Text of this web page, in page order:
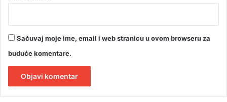
Sačuvaj moje ime, email i web stranicu u ovom browseru za
buduće komentare.